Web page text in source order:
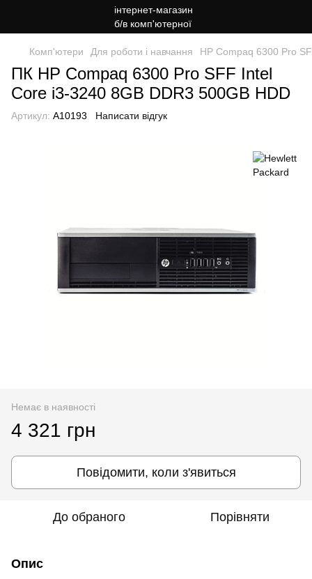
Комп'ютери Для роботи і навчання HP Compaq 6300 Pro
ПК HP Compaq 6300 Pro SFF Intel
Core i3-3240 8GB DDR3 500GB HDD
Артикул: A10193 Написати відгук
Немає в наявності
4 321 грн
Повідомити, коли з'явиться
До обраного Порівняти
Опис